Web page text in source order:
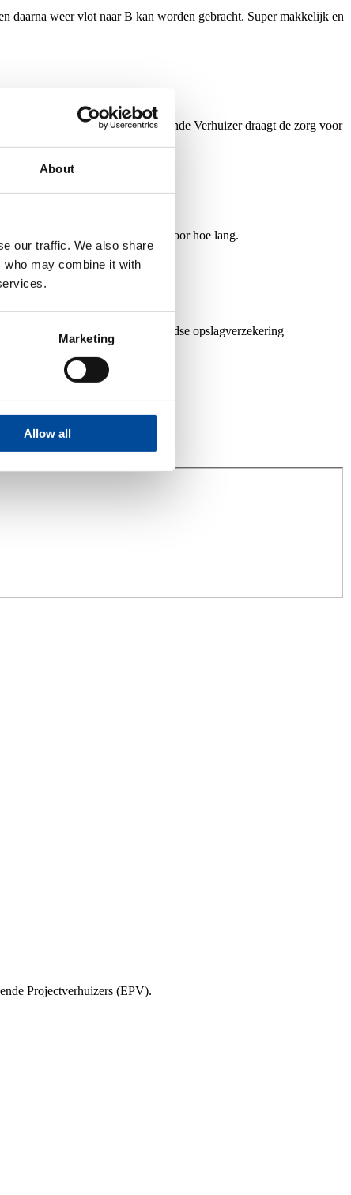
About
our traffic. We also share
may combine it with
Marketing
Allow all
daarna weer vlot naar B kan worden gebracht. Super makkelijk en
aan het klussen bent. De Erkende Verhuizer draagt de zorg voor
via self-storage. En jij bepaalt voor hoe lang.
standaard 12 maanden tussentijdse opslagverzekering
Projectverhuizers (EPV).